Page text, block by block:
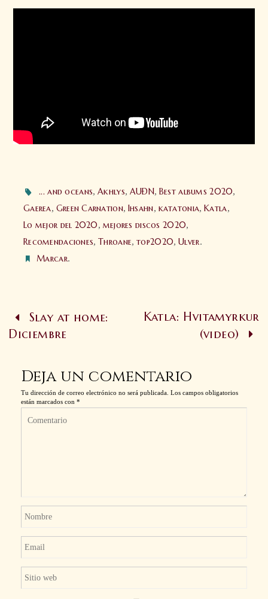
... and oceans,Akhlys, AUÐN, Best albums 2020,
Gaerea, Green Carnation, Ihsahn, katatonia,Katla,
Lo mejor del 2020, mejores discos 2020,
Recomendaciones,Throane,top2020,Ulver.
Marcar.
Slay at home:
Diciembre
Katla: Hvitamyrkur
(video)
Deja un comentario
Tu dirección de correo electrónico no será publicada. Los campos obligatorios
están marcados con *